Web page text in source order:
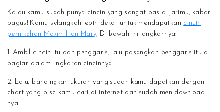
Kalau kamu sudah punya cincin yang sangat pas di jarimu, kabar
bagus! Kamu selangkah lebih dekat untuk mendapatkan cincin
pernikahan Maximillian Mary. Di bawah ini langkahnya:
1. Ambil cincin itu dan penggaris, lalu pasangkan penggaris itu di
bagian dalam lingkaran cincinnya.
2. Lalu, bandingkan ukuran yang sudah kamu dapatkan dengan
chart yang bisa kamu cari di internet dan sudah men-download-
nya.